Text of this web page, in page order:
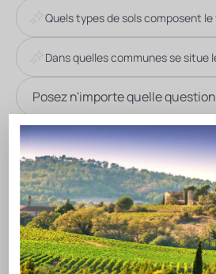
Quels types de sols composent le
Dans quelles communes se situe
DESCRIPTION DU VIN
Le vignoble s’étend sur 86 communes
Orientales et 9 communes de l’Aude.
constitués principalement d’arènes
gneissiques ainsi que de schistes
quelques sols rouges calcaires.